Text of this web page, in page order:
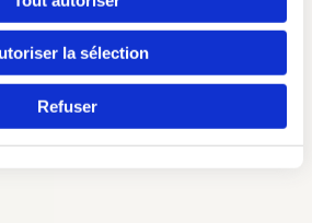
la sélection
Refuser